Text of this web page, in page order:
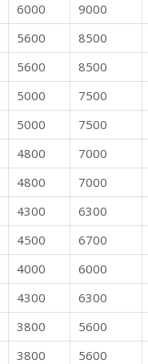
6000 9000
5600 8500
5600 8500
5000 7500
5000 7500
4800 7000
4800 7000
4300 6300
4500 6700
4000 6000
4300 6300
3800 5600
3800 5600